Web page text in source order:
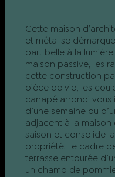
Cette maison
et métal se
part belle à la
maison passive, les
cette construction
pièce de vie, les
canapé arrondi vous
d’une semaine ou
adjacent à la
saison et consolide
propriété. Le cadre
terrasse entourée
un champ de